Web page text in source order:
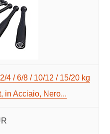
4 / 6/8 / 10/12 / 15/20 kg
in Acciaio, Nero...